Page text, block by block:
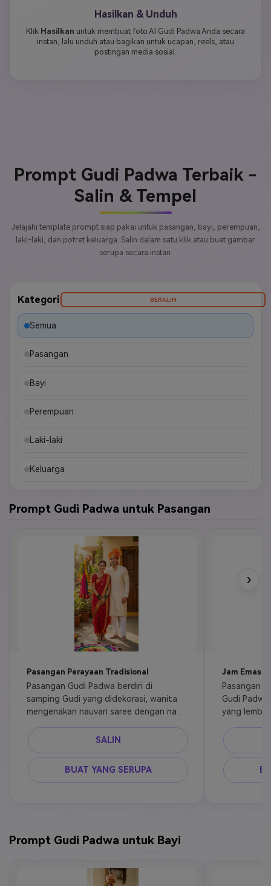
Hasilkan & Unduh
Klik Hasilkan untuk membuat foto AI Gudi Padwa Anda secara
instan, lalu unduh atau bagikan untuk ucapan, reels, atau
postingan media sosial.
Prompt Gudi Padwa Terbaik -
Salin & Tempel
Jelajahi template prompt siap pakai untuk pasangan, bayi, perempuan,
laki-laki, dan potret keluarga. Salin dalam satu klik atau buat gambar
serupa secara instan.
Kategori BERALIH
Semua
Pasangan
Bayi
Perempuan
Laki-laki
Keluarga
Prompt Gudi Padwa untuk Pasangan
Pasangan Perayaan Tradisional
Pasangan Gudi Padwa berdiri di
samping Gudi yang didekorasi, wanita
mengenakan nauvari saree dengan nath
kurta pajama dengan pheta saffron,
rangoli dan diyas, sinar matahari
hangat, sangat realistis
SALIN
BUAT YANG SERUPA
Jam Emas
Pasangan
Gudi
yang
sinematik,
›
Prompt Gudi Padwa untuk Bayi